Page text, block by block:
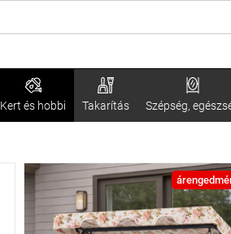
Kert és hobbi Takarítás Szépség,